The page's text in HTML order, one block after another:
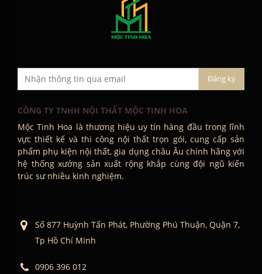
CÔNG TY TNHH NỘI THẤT MỘC TINH HOA
Mộc Tinh Hoa là thương hiệu uy tín hàng đầu trong lĩnh
vực thiết kế và thi công nội thất trọn gói, cung cấp sản
phẩm phụ kiện nội thất, gia dụng châu Âu chính hãng với
hệ thống xưởng sản xuất rộng khắp cùng đội ngũ kiến
trúc sư nhiều kinh nghiệm.
Số 877 Huỳnh Tấn Phát, Phường Phú Thuận, Quận 7,
Tp Hồ Chí Minh
0906 396 012